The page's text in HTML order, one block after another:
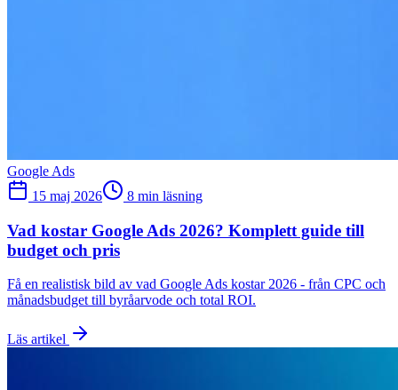
Google Ads
15 maj 2026
8 min läsning
Vad kostar Google Ads 2026? Komplett guide till
budget och pris
Få en realistisk bild av vad Google Ads kostar 2026 - från CPC och
månadsbudget till byråarvode och total ROI.
Läs artikel